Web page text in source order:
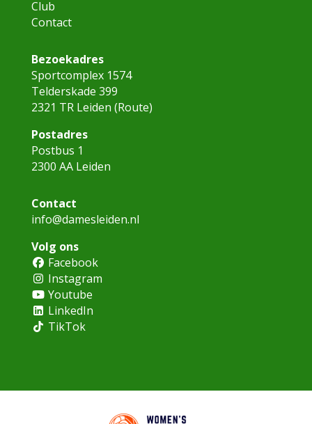
Club
Contact
Bezoekadres
Sportcomplex 1574
Telderskade 399
2321 TR Leiden (Route)
Postadres
Postbus 1
2300 AA Leiden
Contact
info@damesleiden.nl
Volg ons
Facebook
Instagram
Youtube
LinkedIn
TikTok